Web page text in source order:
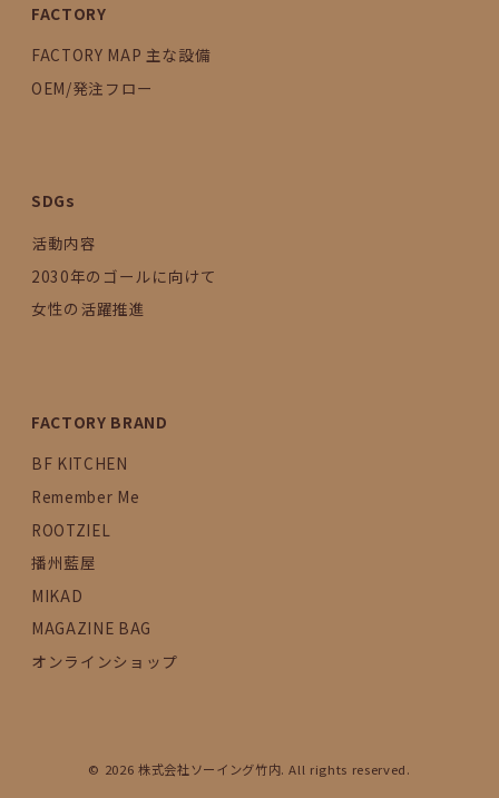
FACTORY
FACTORY MAP 主な設備
OEM/発注フロー
SDGs
活動内容
2030年のゴールに向けて
女性の活躍推進
FACTORY BRAND
BF KITCHEN
Remember Me
ROOTZIEL
播州藍屋
MIKAD
MAGAZINE BAG
オンラインショップ
© 2026 株式会社ソーイング竹内. All rights reserved.